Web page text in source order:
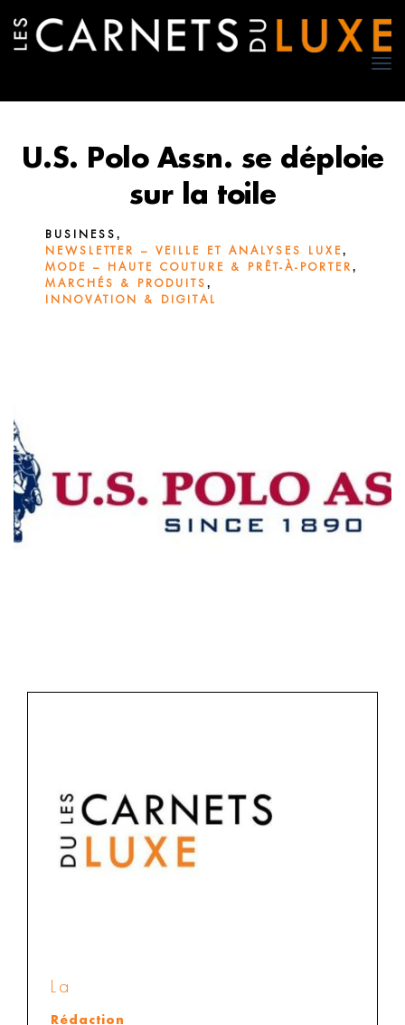
U.S. Polo Assn. se déploie
sur la toile
BUSINESS ,
NEWSLETTER – VEILLE ET ANALYSES LUXE,
MODE – HAUTE COUTURE & PRÊT-À-PORTER ,
MARCHÉS & PRODUITS ,
INNOVATION & DIGITAL
La
Rédaction